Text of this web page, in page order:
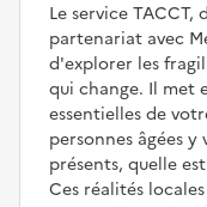
Le service TACCT,
partenariat avec
d'explorer les
qui change. Il met
essentielles de
personnes âgées
présents, quelle
Ces réalités